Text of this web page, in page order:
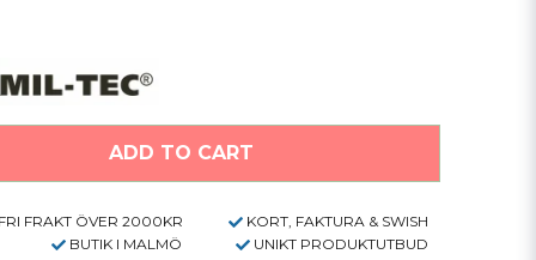
ADD TO CART
FRI FRAKT ÖVER 2000KR
KORT, FAKTURA & SWISH
BUTIK I MALMÖ UNIKT PRODUKTUTBUD